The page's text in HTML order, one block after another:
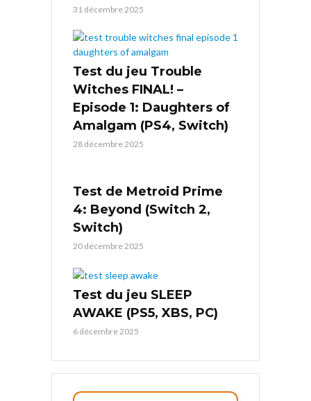
31 décembre 2025
Test du jeu Trouble
Witches FINAL! –
Episode 1: Daughters of
Amalgam (PS4, Switch)
28 décembre 2025
Test de Metroid Prime
4: Beyond (Switch 2,
Switch)
20 décembre 2025
Test du jeu SLEEP
AWAKE (PS5, XBS, PC)
6 décembre 2025